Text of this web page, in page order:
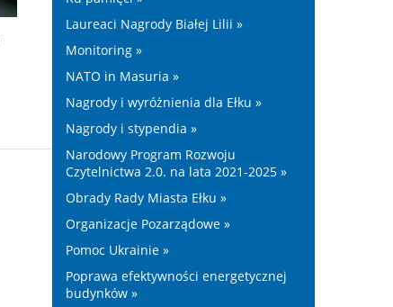
Laureaci Nagrody Białej Lilii »
Monitoring »
NATO in Masuria »
Nagrody i wyróżnienia dla Ełku »
Nagrody i stypendia »
Narodowy Program Rozwoju
Czytelnictwa 2.0. na lata 2021-2025 »
Obrady Rady Miasta Ełku »
Organizacje Pozarządowe »
Pomoc Ukrainie »
Poprawa efektywności energetycznej
budynków »